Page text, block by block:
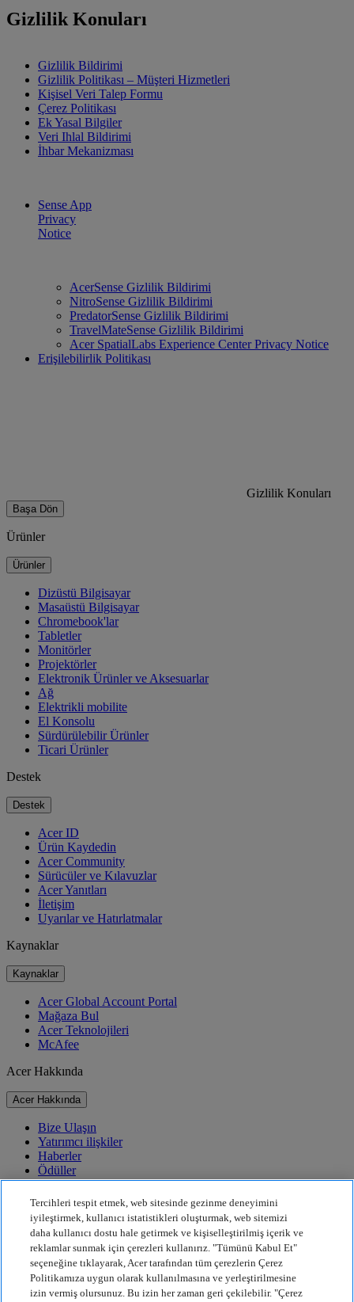
Gizlilik Konuları
Gizlilik Bildirimi
Gizlilik Politikası – Müşteri Hizmetleri
Kişisel Veri Talep Formu
Çerez Politikası
Ek Yasal Bilgiler
Veri Ihlal Bildirimi
İhbar Mekanizması
Sense App
Privacy
Notice
AcerSense Gizlilik Bildirimi
NitroSense Gizlilik Bildirimi
PredatorSense Gizlilik Bildirimi
TravelMateSense Gizlilik Bildirimi
Acer SpatialLabs Experience Center Privacy Notice
Erişilebilirlik Politikası
Gizlilik Konuları
Başa Dön
Ürünler
Ürünler
Dizüstü Bilgisayar
Masaüstü Bilgisayar
Chromebook'lar
Tabletler
Monitörler
Projektörler
Elektronik Ürünler ve Aksesuarlar
Ağ
Elektrikli mobilite
El Konsolu
Sürdürülebilir Ürünler
Ticari Ürünler
Destek
Destek
Acer ID
Ürün Kaydedin
Acer Community
Sürücüler ve Kılavuzlar
Acer Yanıtları
İletişim
Uyarılar ve Hatırlatmalar
Kaynaklar
Kaynaklar
Acer Global Account Portal
Mağaza Bul
Acer Teknolojileri
McAfee
Acer Hakkında
Acer Hakkında
Bize Ulaşın
Yatırımcı ilişkiler
Haberler
Ödüller
Etkinlikler
Sürdürülebilirlik
Sürdürülebilirlik
Kurumsal Sosyal Sorumluluk
Ürün Karbon Ayak İzi
Project Humanity
Tercihleri tespit etmek, web sitesinde gezinme deneyimini
iyileştirmek, kullanıcı istatistikleri oluşturmak, web sitemizi
daha kullanıcı dostu hale getirmek ve kişiselleştirilmiş içerik ve
reklamlar sunmak için çerezleri kullanırız. "Tümünü Kabul Et"
seçeneğine tıklayarak, Acer tarafından tüm çerezlerin Çerez
Politikamıza uygun olarak kullanılmasına ve yerleştirilmesine
izin vermiş olursunuz. Bu izin her zaman geri çekilebilir. "Çerez